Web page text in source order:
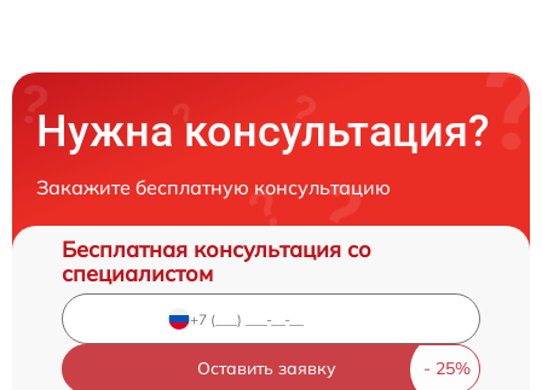
Нужна консультация?
Закажите бесплатную консультацию
Бесплатная консультация со
специалистом
Оставить заявку